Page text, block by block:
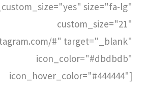
size="fa-lg"
custom_size="21"
#" target="_blank"
icon_color="#dbdbdb"
icon_hover_color="#444444"]